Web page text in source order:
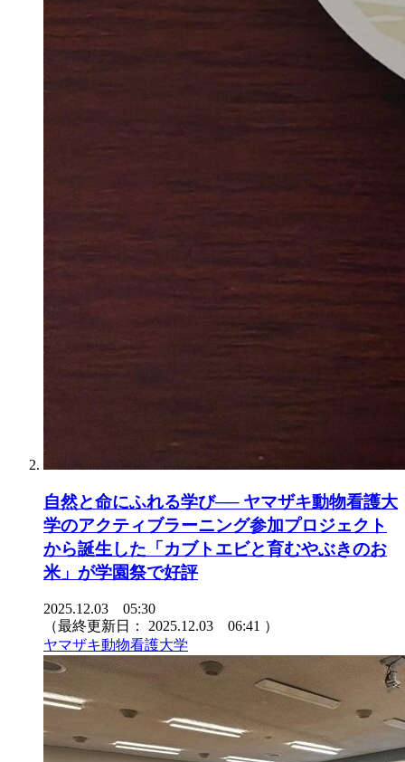
自然と命にふれる学び── ヤマザキ動物看護大
学のアクティブラーニング参加プロジェクト
から誕生した「カブトエビと育むやぶきのお
米」が学園祭で好評
2025.12.03 05:30
（最終更新日： 2025.12.03 06:41 ）
ヤマザキ動物看護大学